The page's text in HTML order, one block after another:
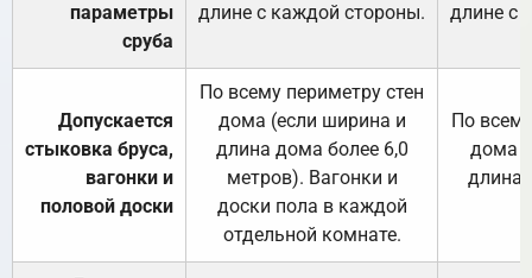
параметры
сруба
длине с каждой стороны.
длине с
Допускается
стыковка бруса,
вагонки и
половой доски
По всему периметру стен
дома (если ширина и
длина дома более 6,0
метров). Вагонки и
доски пола в каждой
отдельной комнате.
По
дома
длина